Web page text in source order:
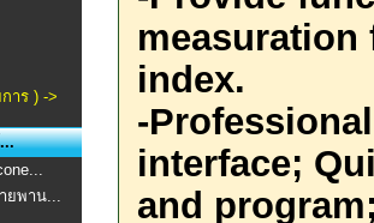
าร ) ->
ยพาน...
measuration
index.
-
interface;
and